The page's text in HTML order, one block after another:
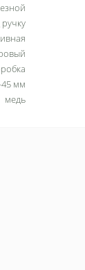
45 мм
медь